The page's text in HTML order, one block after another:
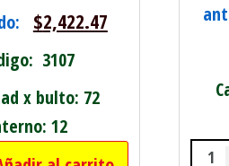
$2,422.47
3107
x bulto: 72
12